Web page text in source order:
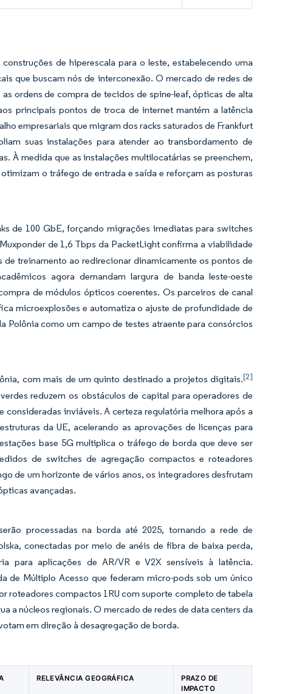
de hiperescala para o leste, estabelecendo uma
que buscam nós de interconexão. O mercado de redes de
ordens de compra de tecidos de spine-leaf, ópticas de alta
principais pontos de troca de internet mantém a latência
empresariais que migram dos racks saturados de Frankfurt
suas instalações para atender ao transbordamento de
À medida que as instalações multilocatárias se preenchem,
o tráfego de entrada e saída e reforçam as posturas
de 100 GbE, forçando migrações imediatas para switches
de 1,6 Tbps da PacketLight confirma a viabilidade
treinamento ao redirecionar dinamicamente os pontos de
agora demandam largura de banda leste-oeste
de módulos ópticos coerentes. Os parceiros de canal
microexplosões e automatiza o ajuste de profundidade de
como um campo de testes atraente para consórcios
com mais de um quinto destinado a projetos digitais.[2]
reduzem os obstáculos de capital para operadores de
inviáveis. A certeza regulatória melhora após a
da UE, acelerando as aprovações de licenças para
base 5G multiplica o tráfego de borda que deve ser
de switches de agregação compactos e roteadores
de um horizonte de vários anos, os integradores desfrutam
avançadas.
processadas na borda até 2025, tornando a rede de
conectadas por meio de anéis de fibra de baixa perda,
para aplicações de AR/VR e V2X sensíveis à latência.
de Múltiplo Acesso que federam micro-pods sob um único
roteadores compactos 1RU com suporte completo de tabela
a núcleos regionais. O mercado de redes de data centers da
em direção à desagregação de borda.
RELEVÂNCIA GEOGRÁFICA
PRAZO DE
IMPACTO